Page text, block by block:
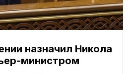
назначил Никола
министром